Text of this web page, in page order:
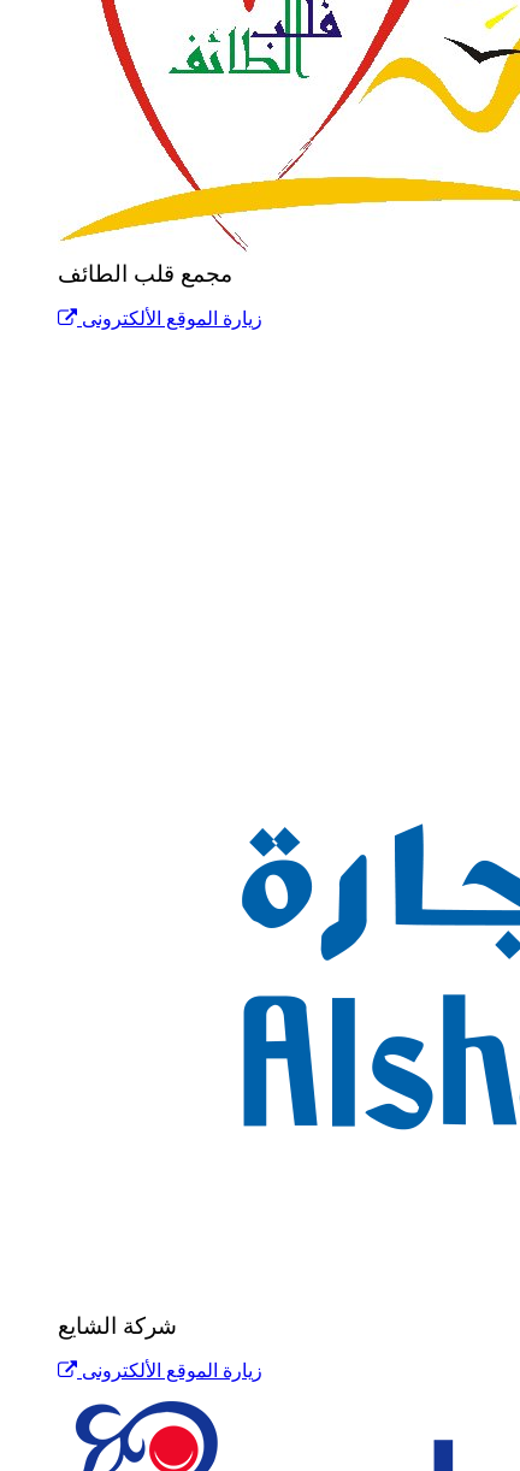
مجمع قلب الطائف
زيارة الموقع الألكترونى
شركة الشايع
زيارة الموقع الألكترونى